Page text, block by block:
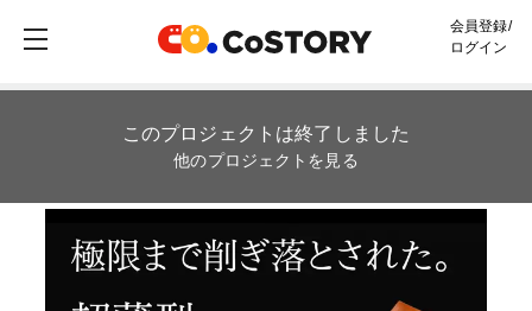
会員登録/
ログイン
このプロジェクトは終了しました
他のプロジェクトを見る